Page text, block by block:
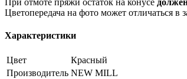
Цветопередача на фото может отличаться в
Характеристики
Цвет
Красный
Производитель NEW MILL